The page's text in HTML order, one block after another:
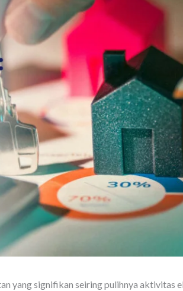
yang signifikan seiring pulihnya aktivitas